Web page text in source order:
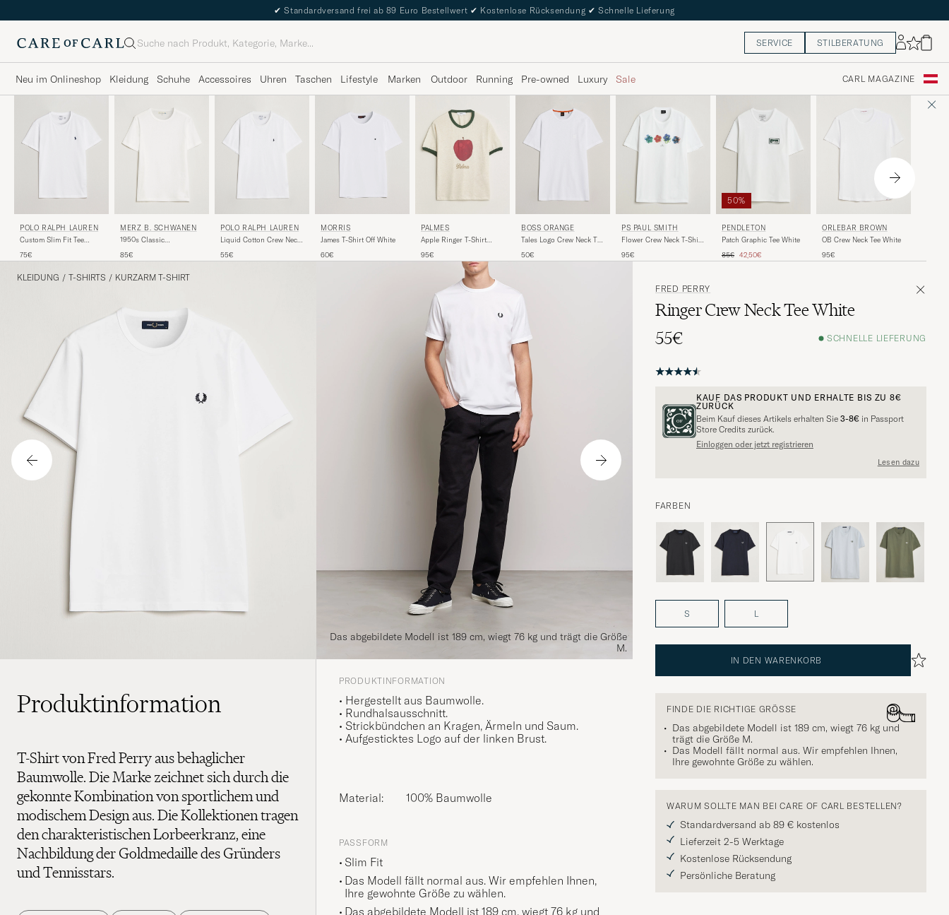
✔ Standardversand frei ab 89 Euro Bestellwert ✔ Kostenlose Rücksendung ✔ Schnelle Lieferung
Suche SERVICE STILBERATUNG
Neu im Onlineshop Kleidung Schuhe Accessoires Uhren Taschen Lifestyle Marken Outdoor Running Pre-owned Luxury Sale CARL MAGAZINE
POLO RALPH LAUREN
Custom Slim Fit Tee
75€
MERZ B. SCHWANEN
1950s Classic
White
85€
POLO RALPH LAUREN
Liquid Cotton Crew Neck
55€
MORRIS
James T-Shirt Off White
60€
PALMES
Apple Ringer T-Shirt
95€
BOSS ORANGE
Tales Logo Crew Neck T-
50€
PS PAUL SMITH
Flower Crew Neck T-Shirt
95€
50%
PENDLETON
Patch Graphic Tee White
Regulärer Preis
85€ Reduzierter Preis
42,50€
ORLEBAR BROWN
OB Crew Neck Tee White
95€
KLEIDUNG / T-SHIRTS / KURZARM T-SHIRT
Das abgebildete Modell ist 189 cm, wiegt 76 kg und trägt die Größe
M.
FRED PERRY
Ringer Crew Neck Tee White
55€
SCHNELLE LIEFERUNG
KAUF DAS PRODUKT UND ERHALTE BIS ZU 8€
ZURÜCK
Beim Kauf dieses Artikels erhalten Sie 3-8€ in Passport
Store Credits zurück.
Einloggen oder jetzt registrieren
Lesen dazu
FARBEN
S L
IN DEN WARENKORB
FINDE DIE RICHTIGE GRÖSSE
Das abgebildete Modell ist 189 cm, wiegt 76 kg und
trägt die Größe M.
Das Modell fällt normal aus. Wir empfehlen Ihnen,
Ihre gewohnte Größe zu wählen.
WARUM SOLLTE MAN BEI CARE OF CARL BESTELLEN?
Standardversand ab 89 € kostenlos
Lieferzeit 2-5 Werktage
Kostenlose Rücksendung
Persönliche Beratung
Produktinformation
T-Shirt von Fred Perry aus behaglicher
Baumwolle. Die Marke zeichnet sich durch die
gekonnte Kombination von sportlichem und
modischem Design aus. Die Kollektionen tragen
den charakteristischen Lorbeerkranz, eine
Nachbildung der Goldmedaille des Gründers
und Tennisstars.
PRODUKTINFORMATION
• Hergestellt aus Baumwolle.
• Rundhalsausschnitt.
• Strickbündchen an Kragen, Ärmeln und Saum.
• Aufgesticktes Logo auf der linken Brust.
Material: 100% Baumwolle
PASSFORM
Slim Fit
Das Modell fällt normal aus. Wir empfehlen Ihnen,
Ihre gewohnte Größe zu wählen.
Das abgebildete Modell ist 189 cm, wiegt 76 kg und